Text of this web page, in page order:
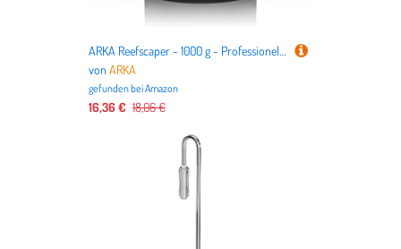
ARKA Reefscaper - 1000 g - Professioneller Riffmörtel ideal zur stabilen Befestigung von Korallen und Riffstrukturen in Meerwasseraquarien, einfach in der Anwendung.
vonARKA
gefunden beiAmazon
16,36 € 18,06 €